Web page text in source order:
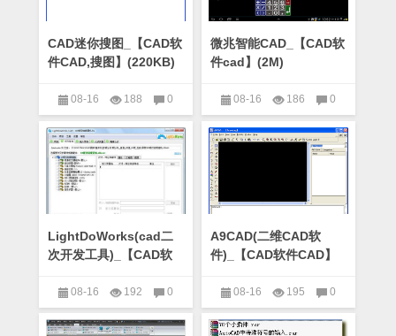
CAD迷你搜图_【CAD软
件CAD,搜图】(220KB)
08-16 188
0
微兆智能CAD_【CAD软
件cad】(2M)
08-16 186
0
LightDoWorks(cad二
次开发工具)_【CAD软
cad,LightDoWorks】
(18.0M)
08-16 192
0
CAD软件
A9CAD(二维CAD软
件)_【CAD软件CAD】
08-16 195
0
CAD软件